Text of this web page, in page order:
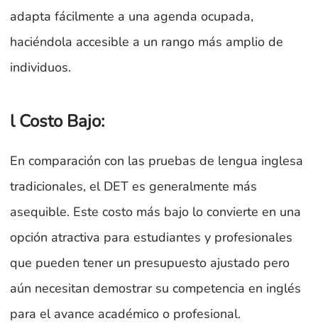
adapta fácilmente a una agenda ocupada,
haciéndola accesible a un rango más amplio de
individuos.
l Costo Bajo:
En comparación con las pruebas de lengua inglesa
tradicionales, el DET es generalmente más
asequible. Este costo más bajo lo convierte en una
opción atractiva para estudiantes y profesionales
que pueden tener un presupuesto ajustado pero
aún necesitan demostrar su competencia en inglés
para el avance académico o profesional.